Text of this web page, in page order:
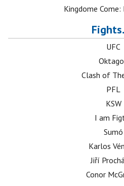
Kingdome Come:
UFC
Clash of
PFL
KSW
I am
Sumó
Karlos
Jiří
Conor